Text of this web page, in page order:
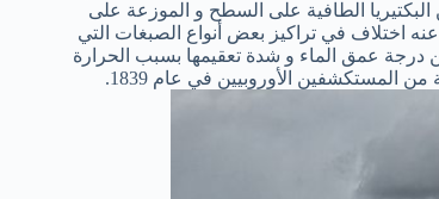
الطافية على السطح و الموزعة على
عنه اختلاف في تراكيز بعض أنواع الصبغات التي
درجة عمق الماء و شدة تعقيمها بسبب الحرارة
المستكشفين الأوروبيين في عام 1839.